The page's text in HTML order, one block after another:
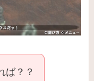
ば？？